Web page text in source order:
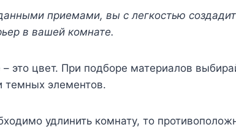
приемами, вы с легкостью
в вашей комнате.
это цвет. При подборе материалов
темных элементов.
удлинить комнату, то